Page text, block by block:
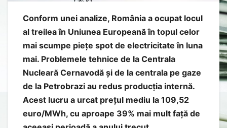
Conform unei analize, România a ocupat locul
al treilea în Uniunea Europeană în topul celor
mai scumpe piețe spot de electricitate în luna
mai. Problemele tehnice de la Centrala
Nucleară Cernavodă și de la centrala pe gaze
de la Petrobrazi au redus producția internă.
Acest lucru a urcat prețul mediu la 109,52
euro/MWh, cu aproape 39% mai mult față de